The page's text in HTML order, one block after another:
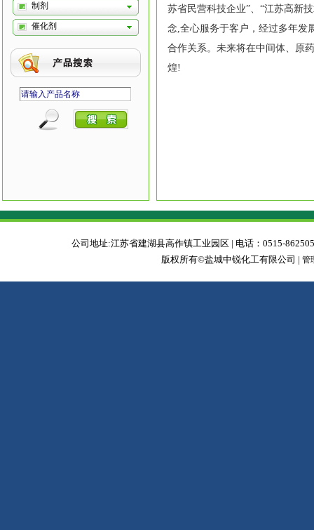
制剂
催化剂
苏省民营科技企业”、“江苏高新
念,全心服务于客户，经过多年
合作关系。未来将在中间体、原
煌!
公司地址:江苏省建湖县高作镇工业园区 | 电话：0515-
版权所有©盐城中锐化工有限公司 | 管